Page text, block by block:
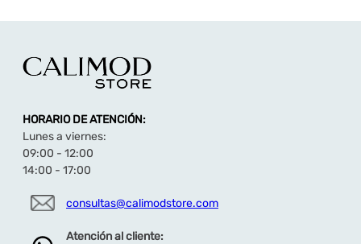
HORARIO DE ATENCIÓN:
Lunes a viernes:
09:00 - 12:00
14:00 - 17:00
consultas@calimodstore.com
Atención al cliente: